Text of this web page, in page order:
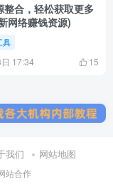
整合，轻松获取更多
网络赚钱资源)
具
17:34 15
我们 网站地图
站合作